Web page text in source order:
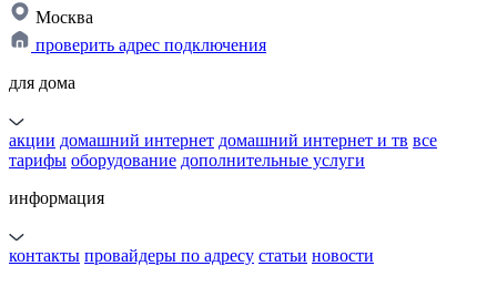
Москва
проверить адрес подключения
для дома
акции домашний интернет домашний интернет и тв все
тарифы оборудование дополнительные услуги
информация
контакты провайдеры по адресу статьи новости